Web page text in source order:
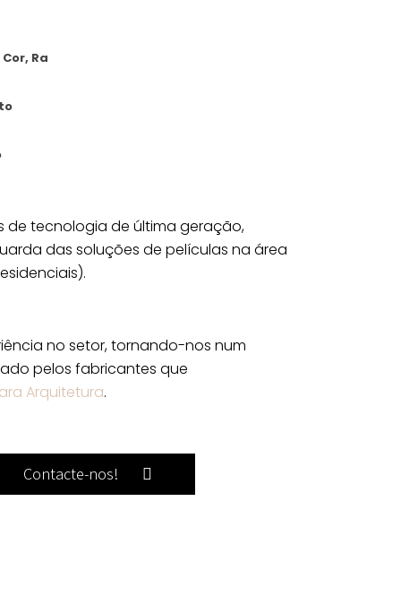
Ra
de tecnologia de última geração,
das soluções de películas na área
no setor, tornando-nos num
pelos fabricantes que
Arquitetura.
Contacte-nos!